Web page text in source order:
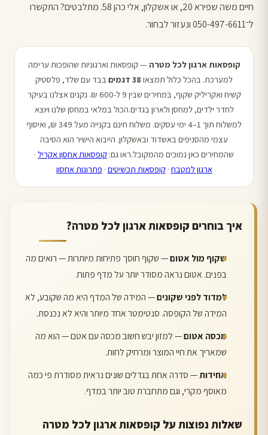
חיים משה שפירא 20, או אשקלון, אלי כהן 58. מתלבטים? התקשרו
ל־050-497-6611 ונעזור לבחור.
קופסאות ארגון לכל מטרה — קופסאות וארגוניות שהופכות ערימה
למערכת. בהכל כלול תמצאו 38 דגמים
בבד עם שלד, פלסטיק
קשיח ואקריליק שקוף, במחירים שבין 9 ל-600 ₪. נקנים אצלנו בעיקר
לחדר ילדים, למחסן ולארון בגדים.הכול במלאי במחסן שלנו ויוצא
למשלוח תוך 1–4 ימי עסקים. משלוח חינם בקנייה מעל 349 ₪, ואיסוף
עצמי מהסניפים באשדוד ובאשקלון. הייבוא הישיר הוא הסיבה
שהמחירים כאן נמוכים מהמקובל.ראו גם: קופסאות אחסון אקריל ·
ארגון למטבח ·קופסאות תכשיטים · פתרונות אחסון
איך בוחרים קופסאות ארגון לכל מטרה?
שקוף מול אטום— שקוף חוסך פתיחות מיותרות — רואים מה
בפנים. אטום נראה מסודר יותר על מדף פתוח.
למדוד לפני שקונים— המידה של המדף היא מה שקובע, לא
המידה של הקופסה. סנטימטר אחד מיותר והיא לא נכנסת.
מכסה אטום— למזון יבש חשוב מכסה עם אטם — הוא מה
שמאריך את חיי המוצר ומרחיק לחות.
אחידות— סדרה אחת בגדלים שונים נראית מסודרת פי כמה
מאוסף מקרי, וגם מתחברת טוב יותר במדף.
שאלות נפוצות על קופסאות ארגון לכל מטרה